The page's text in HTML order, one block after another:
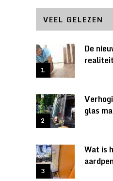
VEEL GELEZEN
De
glas
Wat is